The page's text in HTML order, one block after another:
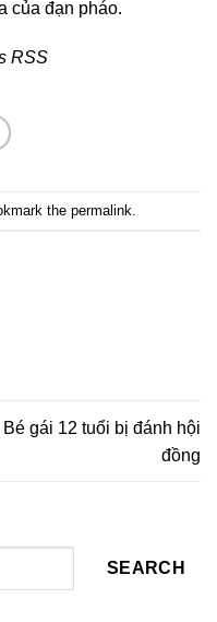
của đạn pháo.
RSS
the permalink
Bé gái 12 tuổi bị đánh hội
đồng
SEARCH